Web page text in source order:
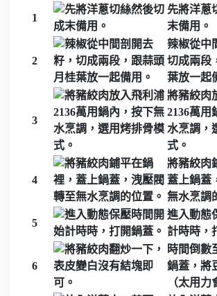
1
先將洋蔥
末備用。
2
辣椒從中
切成兩段
葉放一起
3
將豬絞肉
2136萬用
水烹調，
式。
4
將豬絞肉
蓋上鍋蓋
無水烹調
5
進入動態
計時時，
6
時間倒數
鍋蓋，將
（太用力